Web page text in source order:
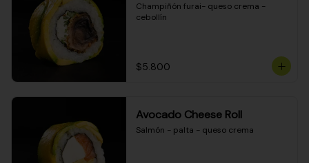
Champiñón furai- queso crema -
cebollín
$5.800
Avocado Cheese Roll
Salmón - palta - queso crema